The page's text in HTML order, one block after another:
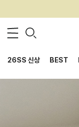
26SS 신상 BEST